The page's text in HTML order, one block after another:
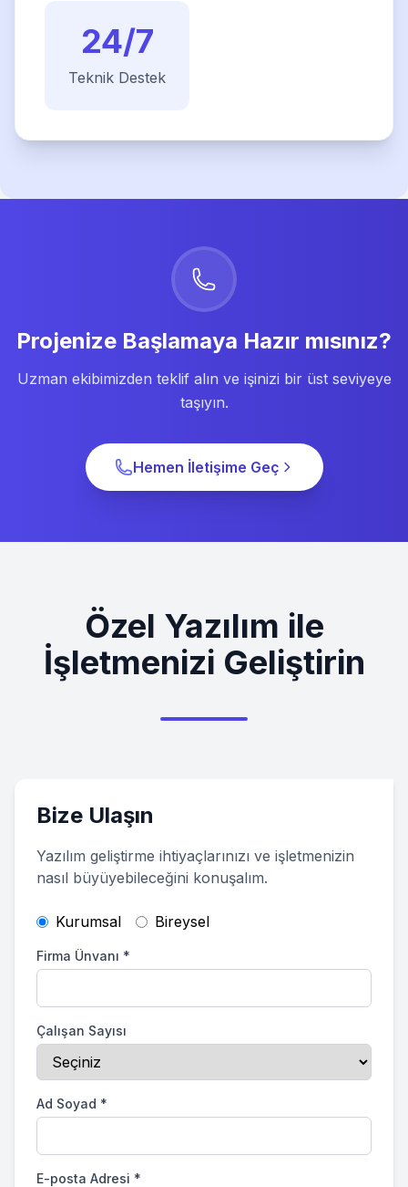
24/7
Teknik Destek
Projenize Başlamaya Hazır mısınız?
Uzman ekibimizden teklif alın ve işinizi bir üst seviyeye
taşıyın.
Hemen İletişime Geç
Özel Yazılım ile
İşletmenizi Geliştirin
Bize Ulaşın
Yazılım geliştirme ihtiyaçlarınızı ve işletmenizin
nasıl büyüyebileceğini konuşalım.
Kurumsal Bireysel
Firma Ünvanı *
Çalışan Sayısı
Ad Soyad *
E-posta Adresi *